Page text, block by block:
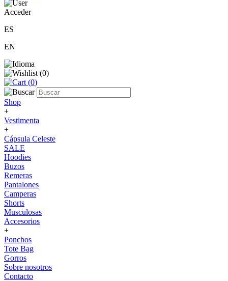
Acceder
ES
EN
(0)
(0)
Shop
+
Vestimenta
+
Cápsula Celeste
SALE
Hoodies
Buzos
Remeras
Pantalones
Camperas
Shorts
Musculosas
Accesorios
+
Ponchos
Tote Bag
Gorros
Sobre nosotros
Contacto